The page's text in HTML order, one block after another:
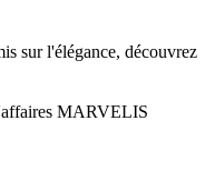
sur l'élégance, découvrez
MARVELIS